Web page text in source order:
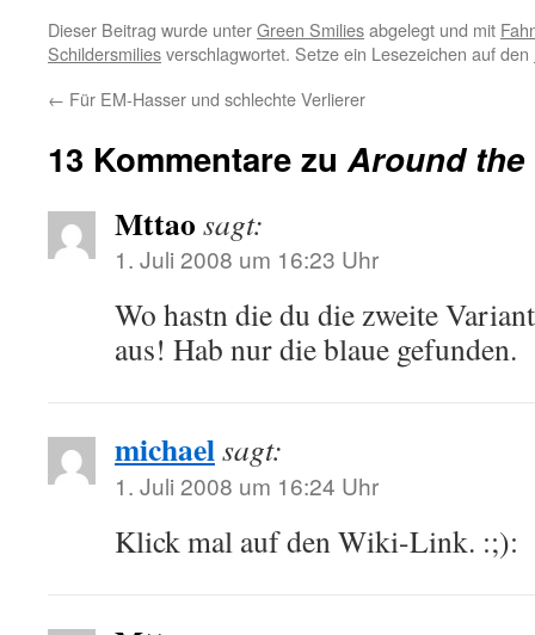
Dieser Beitrag wurde unterGreen Smiliesabgelegt und mit
Schildersmiliesverschlagwortet. Setze ein Lesezeichen auf den
← Für EM-Hasser und schlechte Verlierer
13 Kommentare zuAround
Mttao sagt:
1. Juli 2008 um 16:23 Uhr
Wo hastn die du die zweite
aus! Hab nur die blaue gefunden.
michaelsagt:
1. Juli 2008 um 16:24 Uhr
Klick mal auf den Wiki-Link. :;):